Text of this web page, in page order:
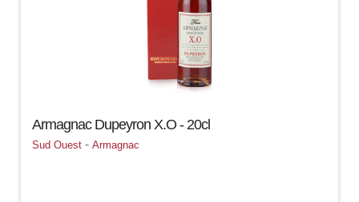
Armagnac Dupeyron X.O - 20cl
Sud Ouest -Armagnac